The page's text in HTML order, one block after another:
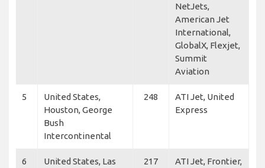
NetJets,
American Jet
International,
GlobalX, Flexjet,
Summit
Aviation
5
United States,
Houston, George
Bush
Intercontinental
248
ATI Jet, United
Express
6
United States, Las
217
ATI Jet, Frontier,